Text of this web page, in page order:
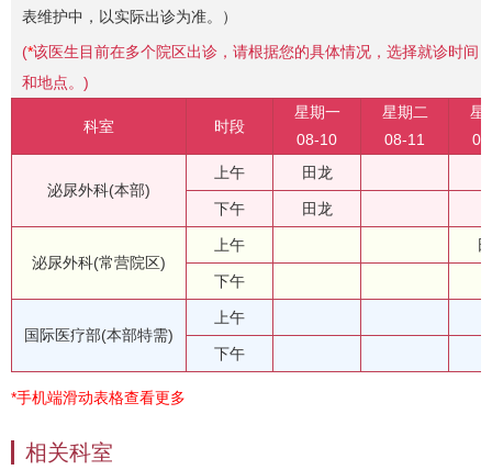
表维护中，以实际出诊为准。）
(*该医生目前在多个院区出诊，请根据您的具体情况，选择就诊时间
和地点。)
科室 时段
星期一
08-10
星期二
08-11
星
泌尿外科(本部)
上午 田龙
下午 田龙
泌尿外科(常营院区)
上午
下午
国际医疗部(本部特需)
上午
下午
*手机端滑动表格查看更多
相关科室